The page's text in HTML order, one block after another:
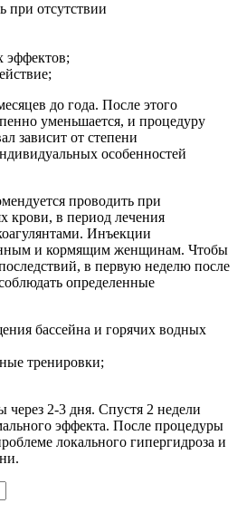
при отсутствии
до года. После этого
уменьшается, и процедуру
зависит от степени
особенностей
проводить при
крови, в период лечения
Инъекции
и кормящим женщинам. Чтобы
в первую неделю после
определенные
бассейна и горячих водных
тренировки;
через 2-3 дня. Спустя 2 недели
эффекта. После процедуры
локального гипергидроза и